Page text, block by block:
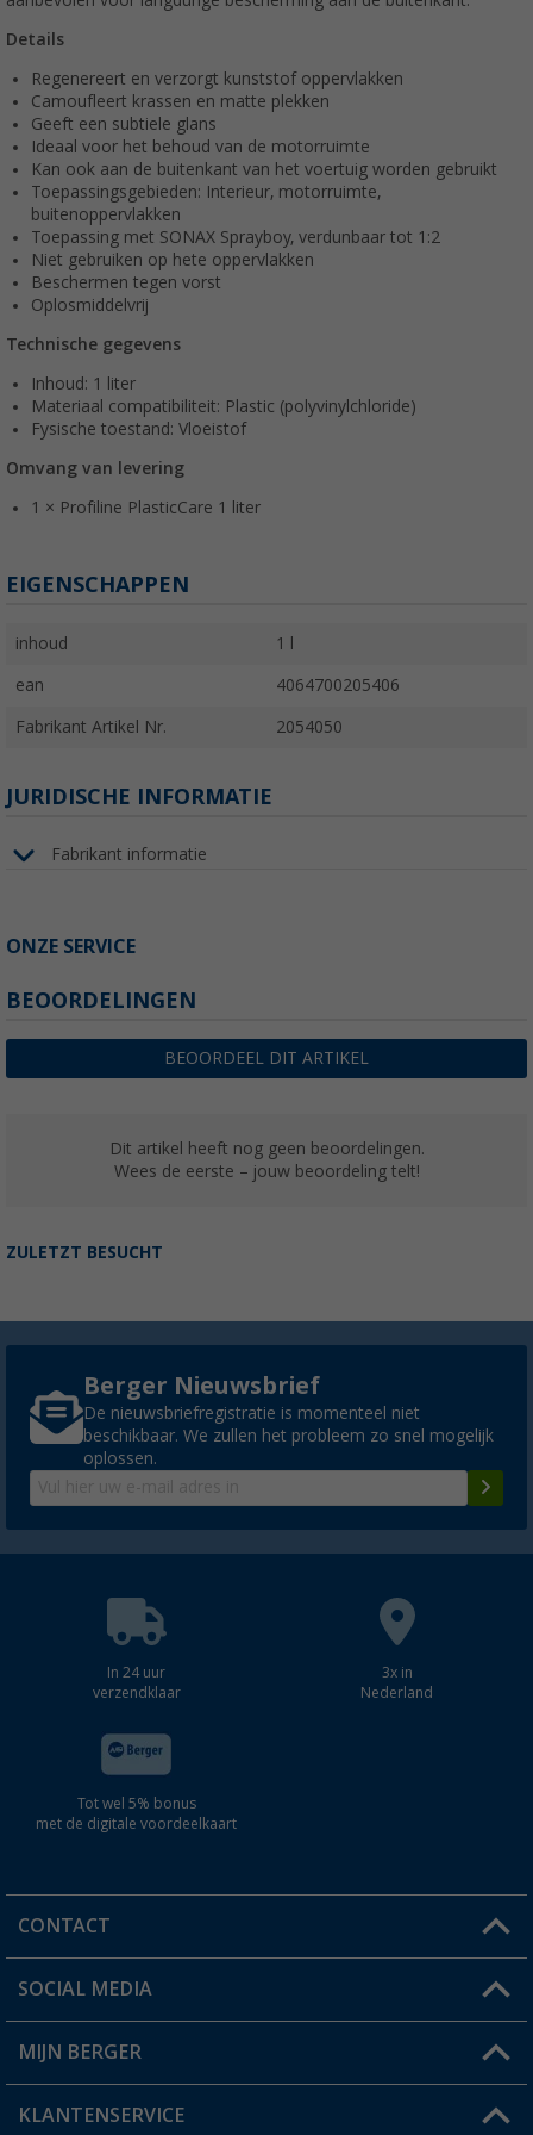
Details
Regenereert en verzorgt kunststof oppervlakken
Camoufleert krassen en matte plekken
Geeft een subtiele glans
Ideaal voor het behoud van de motorruimte
Kan ook aan de buitenkant van het voertuig worden gebruikt
Toepassingsgebieden: Interieur, motorruimte,
buitenoppervlakken
Toepassing met SONAX Sprayboy, verdunbaar tot 1:2
Niet gebruiken op hete oppervlakken
Beschermen tegen vorst
Oplosmiddelvrij
Technische gegevens
Inhoud: 1 liter
Materiaal compatibiliteit: Plastic (polyvinylchloride)
Fysische toestand: Vloeistof
Omvang van levering
1 × Profiline PlasticCare 1 liter
EIGENSCHAPPEN
inhoud 1 l
ean 4064700205406
Fabrikant Artikel Nr. 2054050
JURIDISCHE INFORMATIE
Fabrikant informatie
ONZE SERVICE
BEOORDELINGEN
BEOORDEEL DIT ARTIKEL
Dit artikel heeft nog geen beoordelingen.
Wees de eerste – jouw beoordeling telt!
ZULETZT BESUCHT
Berger Nieuwsbrief
De nieuwsbriefregistratie is momenteel niet
beschikbaar. We zullen het probleem zo snel mogelijk
oplossen.
In 24 uur
verzendklaar
3x in
Nederland
Tot wel 5% bonus
met de digitale voordeelkaart
CONTACT
Een vraag?
Winkel vinden
SOCIAL MEDIA
MIJN BERGER
Mijn account
KLANTENSERVICE